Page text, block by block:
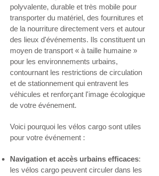
polyvalente, durable et très mobile pour
transporter du matériel, des fournitures et
de la nourriture directement vers et autour
des lieux d'événements. Ils constituent un
moyen de transport « à taille humaine »
pour les environnements urbains,
contournant les restrictions de circulation
et de stationnement qui entravent les
véhicules et renforçant l'image écologique
de votre événement.
Voici pourquoi les vélos cargo sont utiles
pour votre événement :
Navigation et accès urbains efficaces:
les vélos cargo peuvent circuler dans les